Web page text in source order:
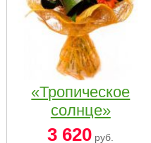
«Тропическое
солнце»
3 620 руб.